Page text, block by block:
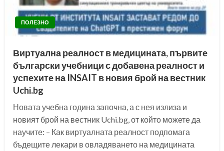
ПОЛЕЗНО
Виртуална реалност в медицината, първите
български учебници с добавена реалност и
успехите на INSAIT в новия брой на вестник
Uchi.bg
Новата учебна година започна, а с нея излиза и
новият брой на вестник Uchi.bg, от който можете да
научите: – Как виртуалната реалност подпомага
бъдещите лекари в овладяването на медицината